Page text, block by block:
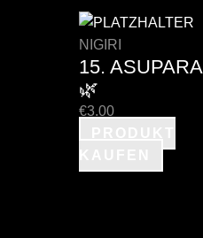
NIGIRI
15. ASUPARA
🌿
€3.00